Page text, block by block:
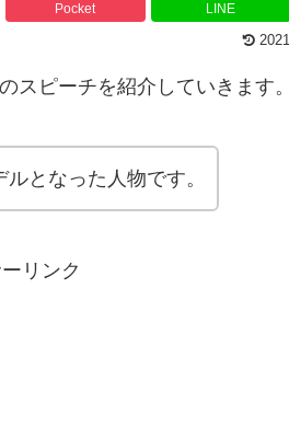
Pocket LINE
スピーチを紹介していきます。
となった人物です。
リンク